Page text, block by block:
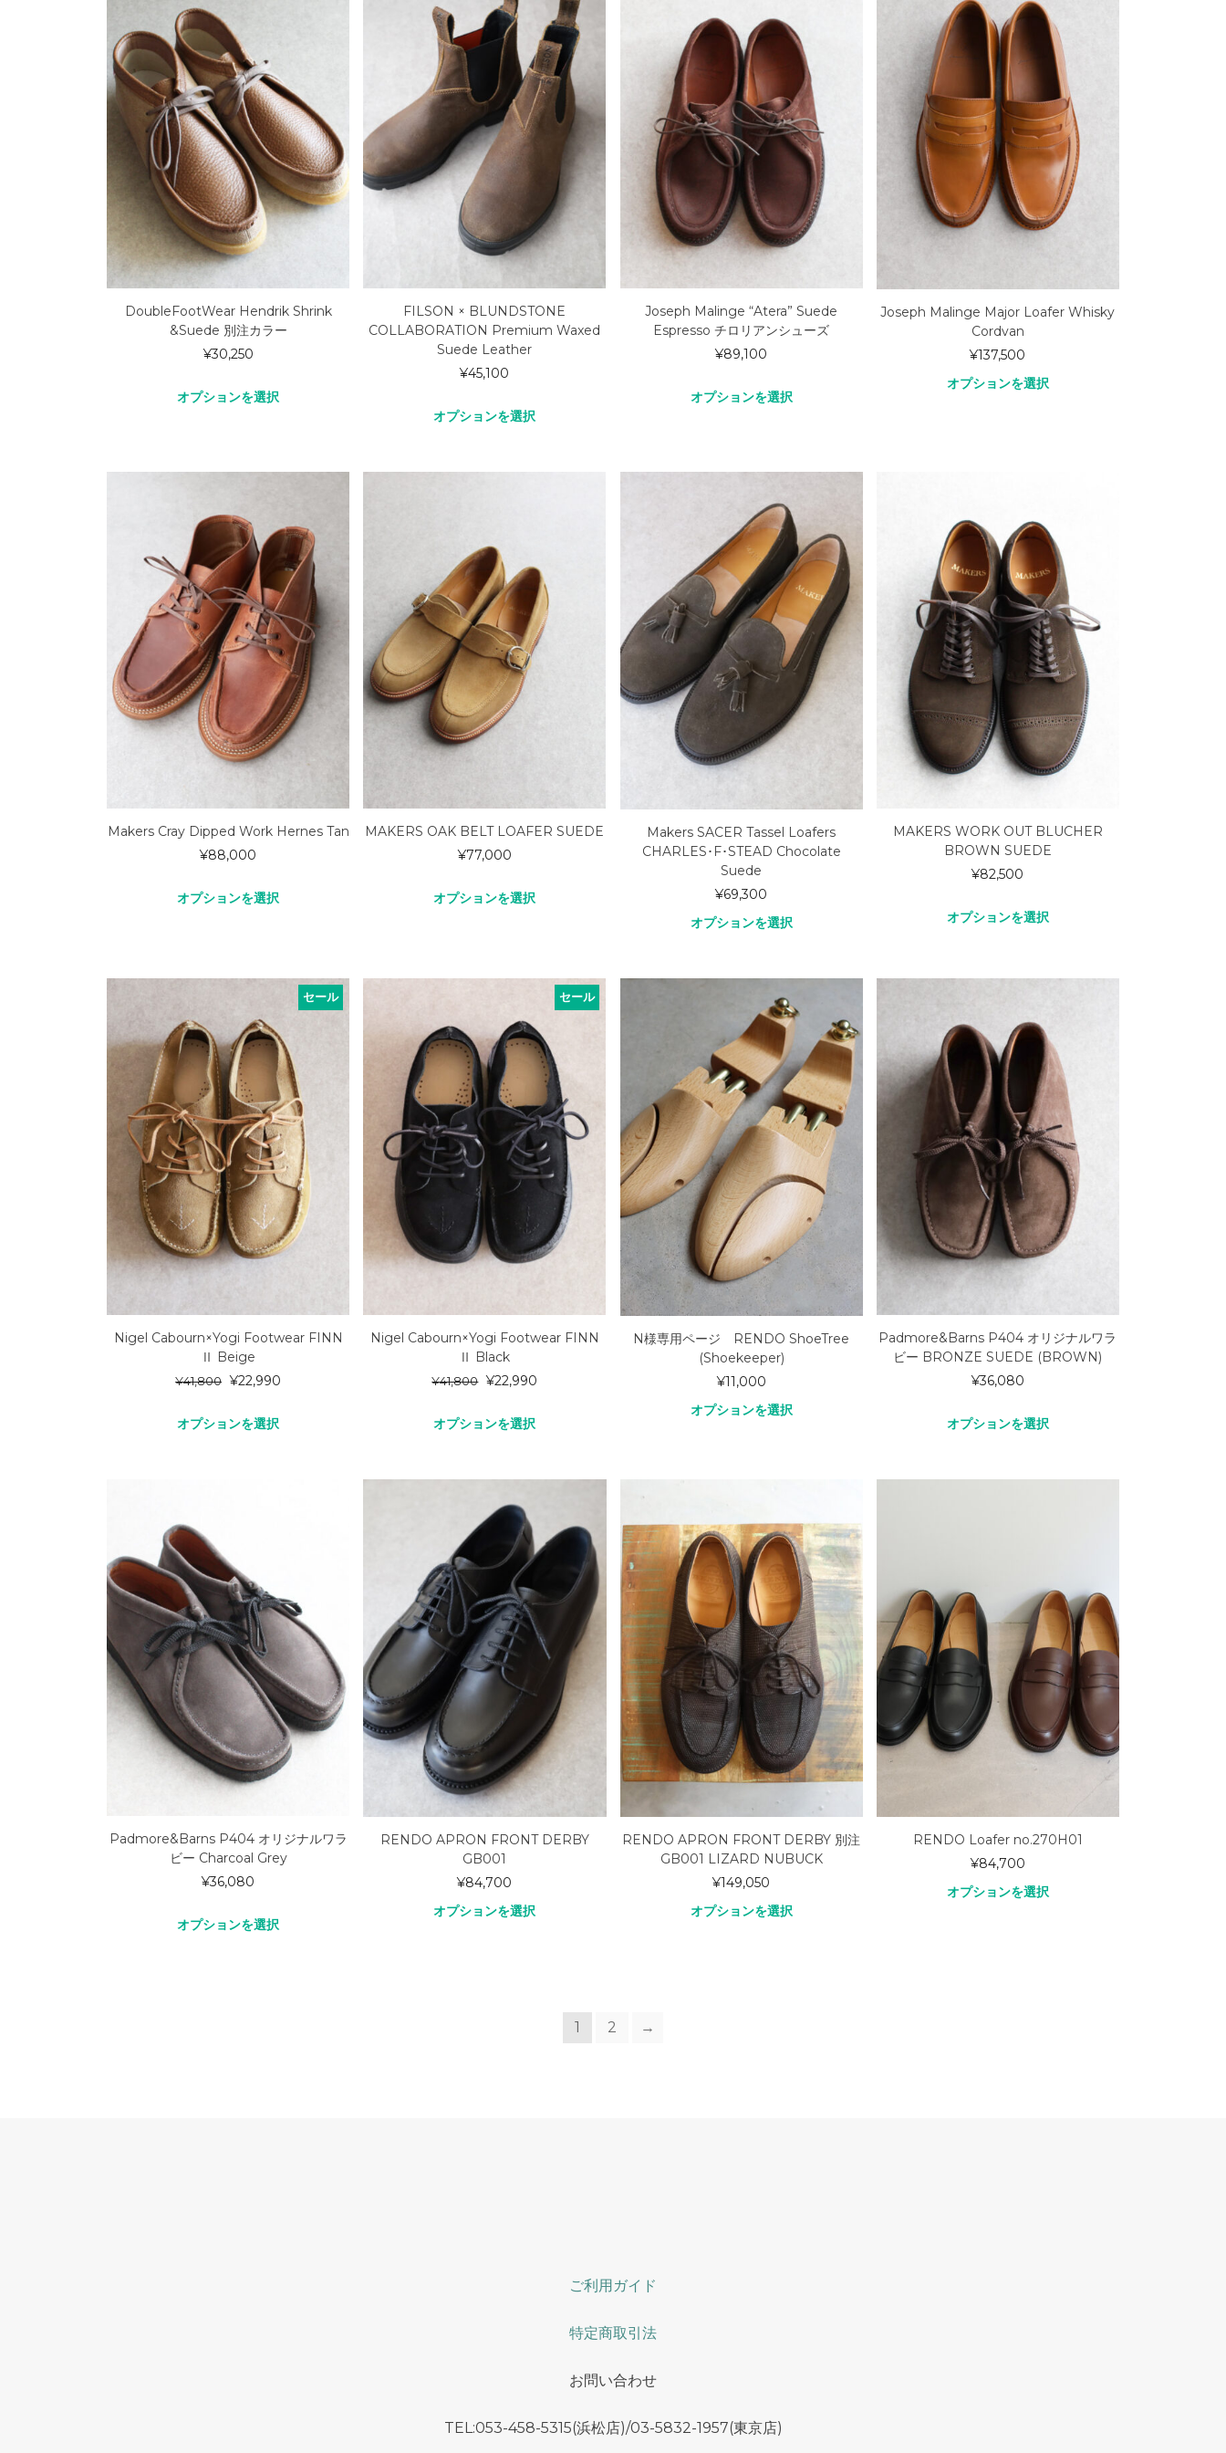
DoubleFootWear Hendrik Shrink
&Suede 別注カラー
¥30,250
オプションを選択
FILSON × BLUNDSTONE
COLLABORATION Premium Waxed
Suede Leather
¥45,100
オプションを選択
Joseph Malinge “Atera” Suede
Espresso チロリアンシューズ
¥89,100
オプションを選択
Joseph Malinge Major Loafer Whisky
Cordvan
¥137,500
オプションを選択
Makers Cray Dipped Work Hernes Tan
¥88,000
オプションを選択
MAKERS OAK BELT LOAFER SUEDE
¥77,000
オプションを選択
Makers SACER Tassel Loafers
CHARLES･F･STEAD Chocolate
Suede
¥69,300
オプションを選択
MAKERS WORK OUT BLUCHER
BROWN SUEDE
¥82,500
オプションを選択
セール
Nigel Cabourn×Yogi Footwear FINN
Ⅱ Beige
¥41,800 ¥22,990
オプションを選択
セール
Nigel Cabourn×Yogi Footwear FINN
Ⅱ Black
¥41,800 ¥22,990
オプションを選択
N様専用ページ RENDO ShoeTree
(Shoekeeper)
¥11,000
オプションを選択
Padmore&Barns P404 オリジナルワラ
ビー BRONZE SUEDE (BROWN)
¥36,080
オプションを選択
Padmore&Barns P404 オリジナルワラ
ビー Charcoal Grey
¥36,080
オプションを選択
RENDO APRON FRONT DERBY
GB001
¥84,700
オプションを選択
RENDO APRON FRONT DERBY 別注
GB001 LIZARD NUBUCK
¥149,050
オプションを選択
RENDO Loafer no.270H01
¥84,700
オプションを選択
1 2 →
ご利用ガイド
特定商取引法
お問い合わせ
TEL:053-458-5315(浜松店)/03-5832-1957(東京店)